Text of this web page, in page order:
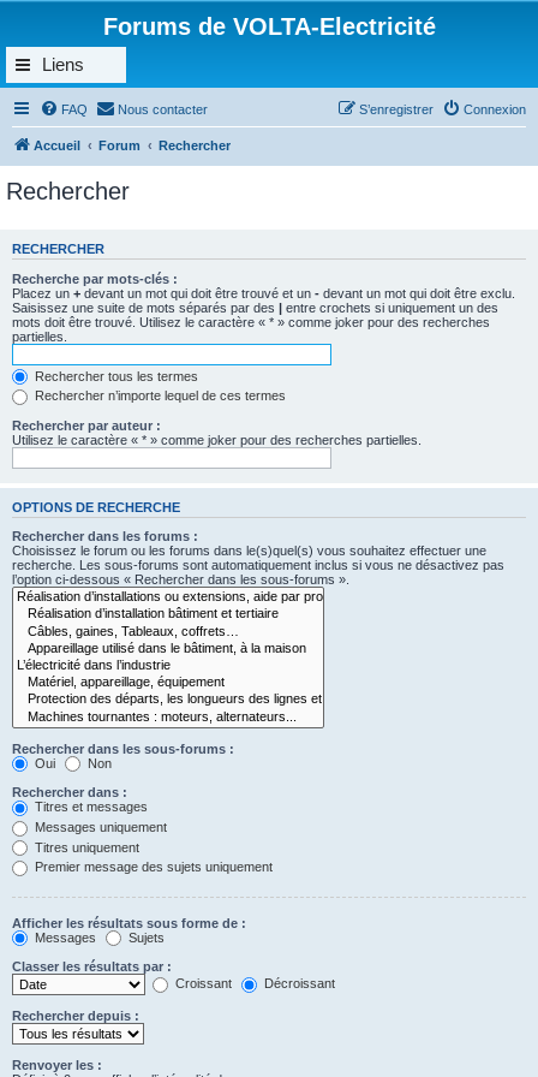
Forums de VOLTA-Electricité
Liens
FAQ Nous contacter Connexion
S’enregistrer
Accueil Forum Rechercher
Rechercher
RECHERCHER
Recherche par mots-clés :
Placez un + devant un mot qui doit être trouvé et un - devant un mot qui doit être exclu.
Saisissez une suite de mots séparés par des | entre crochets si uniquement un des
mots doit être trouvé. Utilisez le caractère « * » comme joker pour des recherches
partielles.
Rechercher tous les termes
Rechercher n’importe lequel de ces termes
Rechercher par auteur :
Utilisez le caractère « * » comme joker pour des recherches partielles.
OPTIONS DE RECHERCHE
Rechercher dans les forums :
Choisissez le forum ou les forums dans le(s)quel(s) vous souhaitez effectuer une
recherche. Les sous-forums sont automatiquement inclus si vous ne désactivez pas
l’option ci-dessous « Rechercher dans les sous-forums ».
Rechercher dans les sous-forums :
Oui
Non
Rechercher dans :
Titres et messages
Messages uniquement
Titres uniquement
Premier message des sujets uniquement
Afficher les résultats sous forme de :
Messages
Sujets
Classer les résultats par :
Croissant
Décroissant
Rechercher depuis :
Renvoyer les :